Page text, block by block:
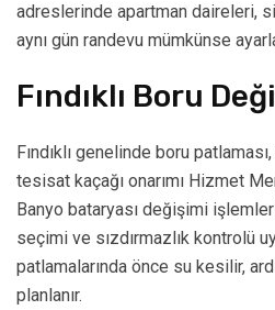
adreslerinde apartman daireleri,
aynı gün randevu mümkünse
Fındıklı Boru
Fındıklı genelinde boru
tesisat kaçağı onarımı Hizmet
Banyo bataryası değişimi
seçimi ve sızdırmazlık kontrolü
patlamalarında önce su kesilir,
planlanır.